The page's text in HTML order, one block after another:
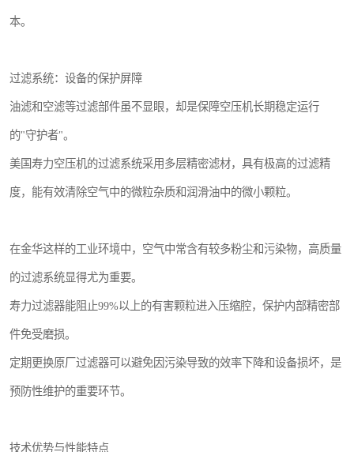
本。
过滤系统：设备的保护屏障
油滤和空滤等过滤部件虽不显眼，却是保障空压机长期稳定运行
的"守护者"。
美国寿力空压机的过滤系统采用多层精密滤材，具有极高的过滤精
度，能有效清除空气中的微粒杂质和润滑油中的微小颗粒。
在金华这样的工业环境中，空气中常含有较多粉尘和污染物，高质量
的过滤系统显得尤为重要。
寿力过滤器能阻止99%以上的有害颗粒进入压缩腔，保护内部精密部
件免受磨损。
定期更换原厂过滤器可以避免因污染导致的效率下降和设备损坏，是
预防性维护的重要环节。
技术优势与性能特点